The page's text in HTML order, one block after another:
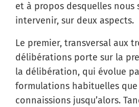
et à propos desquelles nous
intervenir, sur deux aspects.
Le premier, transversal aux
délibérations porte sur la
la délibération, qui évolue
formulations habituelles que
connaissions jusqu’alors.